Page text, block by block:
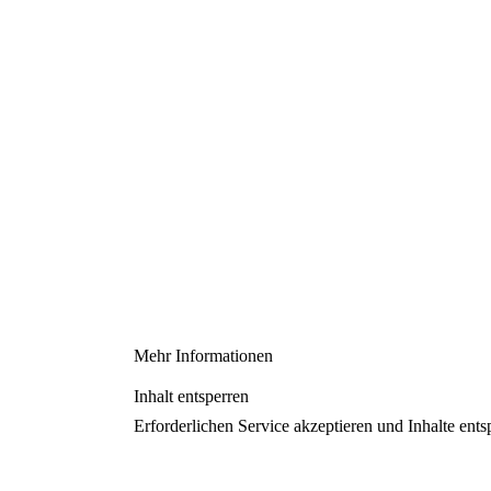
Mehr Informationen
Inhalt entsperren
Erforderlichen Service akzeptieren und Inhalte